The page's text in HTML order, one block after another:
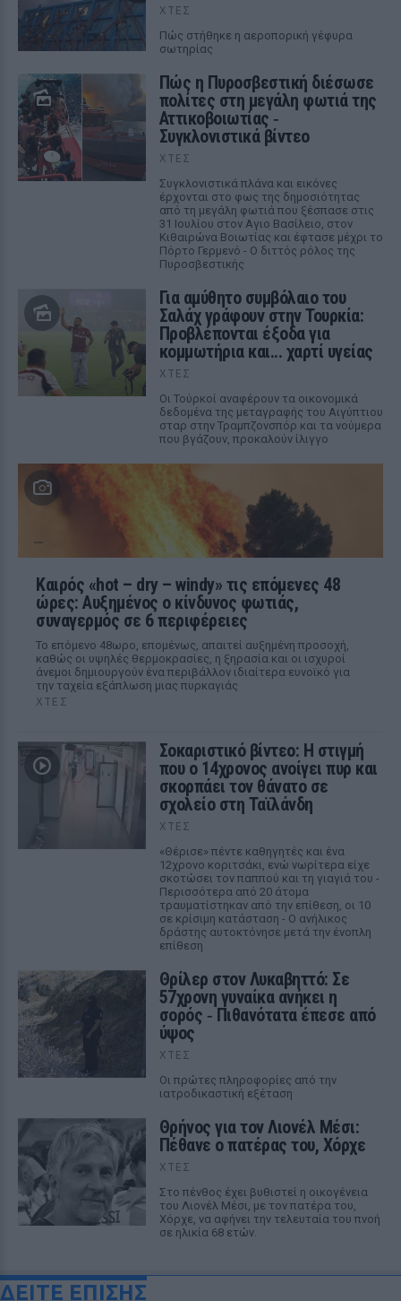
ΧΤΕΣ
Πώς στήθηκε η αεροπορική γέφυρα
σωτηρίας
Πώς η Πυροσβεστική διέσωσε
πολίτες στη μεγάλη φωτιά της
Αττικοβοιωτίας ‑
Συγκλονιστικά βίντεο
ΧΤΕΣ
Συγκλονιστικά πλάνα και εικόνες
έρχονται στο φως της δημοσιότητας
από τη μεγάλη φωτιά που ξέσπασε στις
31 Ιουλίου στον Αγιο Βασίλειο, στον
Κιθαιρώνα Βοιωτίας και έφτασε μέχρι το
Πόρτο Γερμενό - Ο διττός ρόλος της
Πυροσβεστικής
Για αμύθητο συμβόλαιο του
Σαλάχ γράφουν στην Τουρκία:
Προβλέπονται έξοδα για
κομμωτήρια και... χαρτί υγείας
ΧΤΕΣ
Οι Τούρκοί αναφέρουν τα οικονομικά
δεδομένα της μεταγραφής του Αιγύπτιου
σταρ στην Τραμπζονσπόρ και τα νούμερα
που βγάζουν, προκαλούν ίλιγγο
Καιρός «hot – dry – windy» τις επόμενες 48
ώρες: Αυξημένος ο κίνδυνος φωτιάς,
συναγερμός σε 6 περιφέρειες
Το επόμενο 48ωρο, επομένως, απαιτεί αυξημένη προσοχή,
καθώς οι υψηλές θερμοκρασίες, η ξηρασία και οι ισχυροί
άνεμοι δημιουργούν ένα περιβάλλον ιδιαίτερα ευνοϊκό για
την ταχεία εξάπλωση μιας πυρκαγιάς
ΧΤΕΣ
Σοκαριστικό βίντεο: Η στιγμή
που ο 14χρονος ανοίγει πυρ και
σκορπάει τον θάνατο σε
σχολείο στη Ταϊλάνδη
ΧΤΕΣ
«Θέρισε» πέντε καθηγητές και ένα
12χρονο κοριτσάκι, ενώ νωρίτερα είχε
σκοτώσει τον παππού και τη γιαγιά του -
Περισσότερα από 20 άτομα
τραυματίστηκαν από την επίθεση, οι 10
σε κρίσιμη κατάσταση - Ο ανήλικος
δράστης αυτοκτόνησε μετά την ένοπλη
επίθεση
Θρίλερ στον Λυκαβηττό: Σε
57χρονη γυναίκα ανήκει η
σορός ‑ Πιθανότατα έπεσε από
ύψος
ΧΤΕΣ
Οι πρώτες πληροφορίες από την
ιατροδικαστική εξέταση
Θρήνος για τον Λιονέλ Μέσι:
Πέθανε ο πατέρας του, Χόρχε
ΧΤΕΣ
Στο πένθος έχει βυθιστεί η οικογένεια
του Λιονέλ Μέσι, με τον πατέρα του,
Χόρχε, να αφήνει την τελευταία του πνοή
σε ηλικία 68 ετών.
ΔΕΙΤΕ ΕΠΙΣΗΣ